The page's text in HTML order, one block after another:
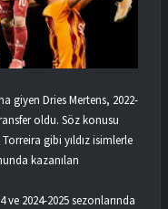
giyen Dries Mertens, 2022-
oldu. Söz konusu
gibi yıldız isimlerle
kazanılan
2024-2025 sezonlarında